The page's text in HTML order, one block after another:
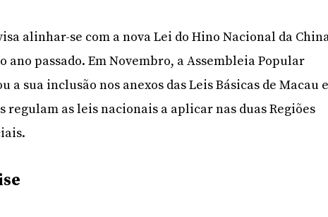
alinhar-se com a nova Lei do Hino Nacional da
ano passado. Em Novembro, a Assembleia Popular
a sua inclusão nos anexos das Leis Básicas de Macau
regulam as leis nacionais a aplicar nas duas Regiões